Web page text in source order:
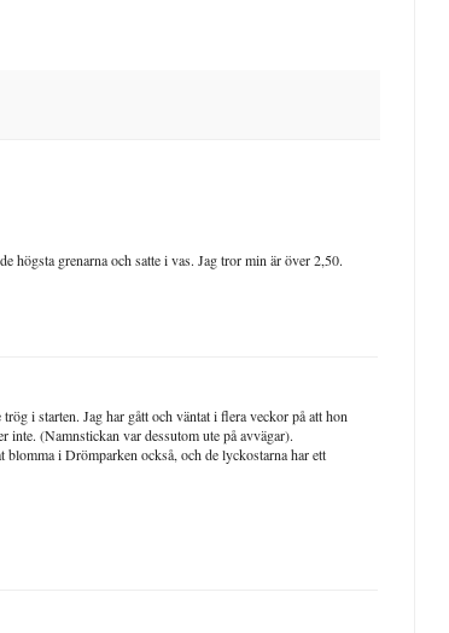
högsta grenarna och satte i vas. Jag tror min är över 2,50.
i starten. Jag har gått och väntat i flera veckor på att hon
(Namnstickan var dessutom ute på avvägar).
i Drömparken också, och de lyckostarna har ett